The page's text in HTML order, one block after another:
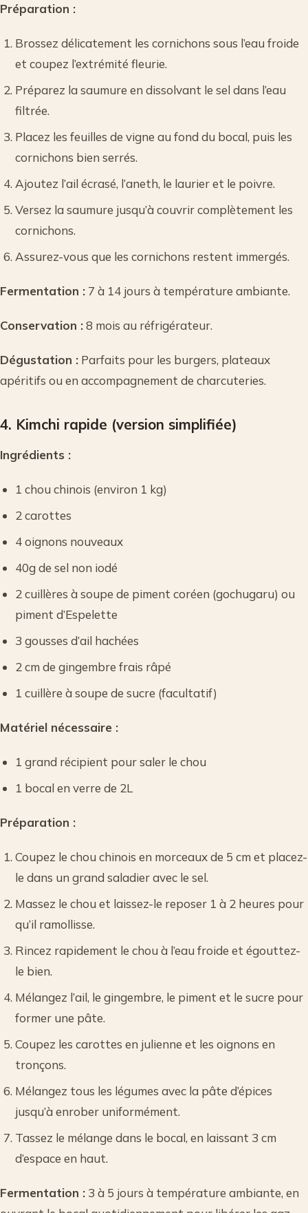
Préparation :
Brossez délicatement les cornichons sous l’eau froide
et coupez l’extrémité fleurie.
Préparez la saumure en dissolvant le sel dans l’eau
filtrée.
Placez les feuilles de vigne au fond du bocal, puis les
cornichons bien serrés.
Ajoutez l’ail écrasé, l’aneth, le laurier et le poivre.
Versez la saumure jusqu’à couvrir complètement les
cornichons.
Assurez-vous que les cornichons restent immergés.
Fermentation : 7 à 14 jours à température ambiante.
Conservation :8 mois au réfrigérateur.
Dégustation : Parfaits pour les burgers, plateaux
apéritifs ou en accompagnement de charcuteries.
4. Kimchi rapide (version simplifiée)
Ingrédients :
1 chou chinois (environ 1 kg)
2 carottes
4 oignons nouveaux
40g de sel non iodé
2 cuillères à soupe de piment coréen (gochugaru) ou
piment d’Espelette
3 gousses d’ail hachées
2 cm de gingembre frais râpé
1 cuillère à soupe de sucre (facultatif)
Matériel nécessaire :
1 grand récipient pour saler le chou
1 bocal en verre de 2L
Préparation :
Coupez le chou chinois en morceaux de 5 cm et placez-
le dans un grand saladier avec le sel.
Massez le chou et laissez-le reposer 1 à 2 heures pour
qu’il ramollisse.
Rincez rapidement le chou à l’eau froide et égouttez-
le bien.
Mélangez l’ail, le gingembre, le piment et le sucre pour
former une pâte.
Coupez les carottes en julienne et les oignons en
tronçons.
Mélangez tous les légumes avec la pâte d’épices
jusqu’à enrober uniformément.
Tassez le mélange dans le bocal, en laissant 3 cm
d’espace en haut.
Fermentation : 3 à 5 jours à température ambiante, en